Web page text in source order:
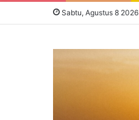
Sabtu, Agustus 8 2026